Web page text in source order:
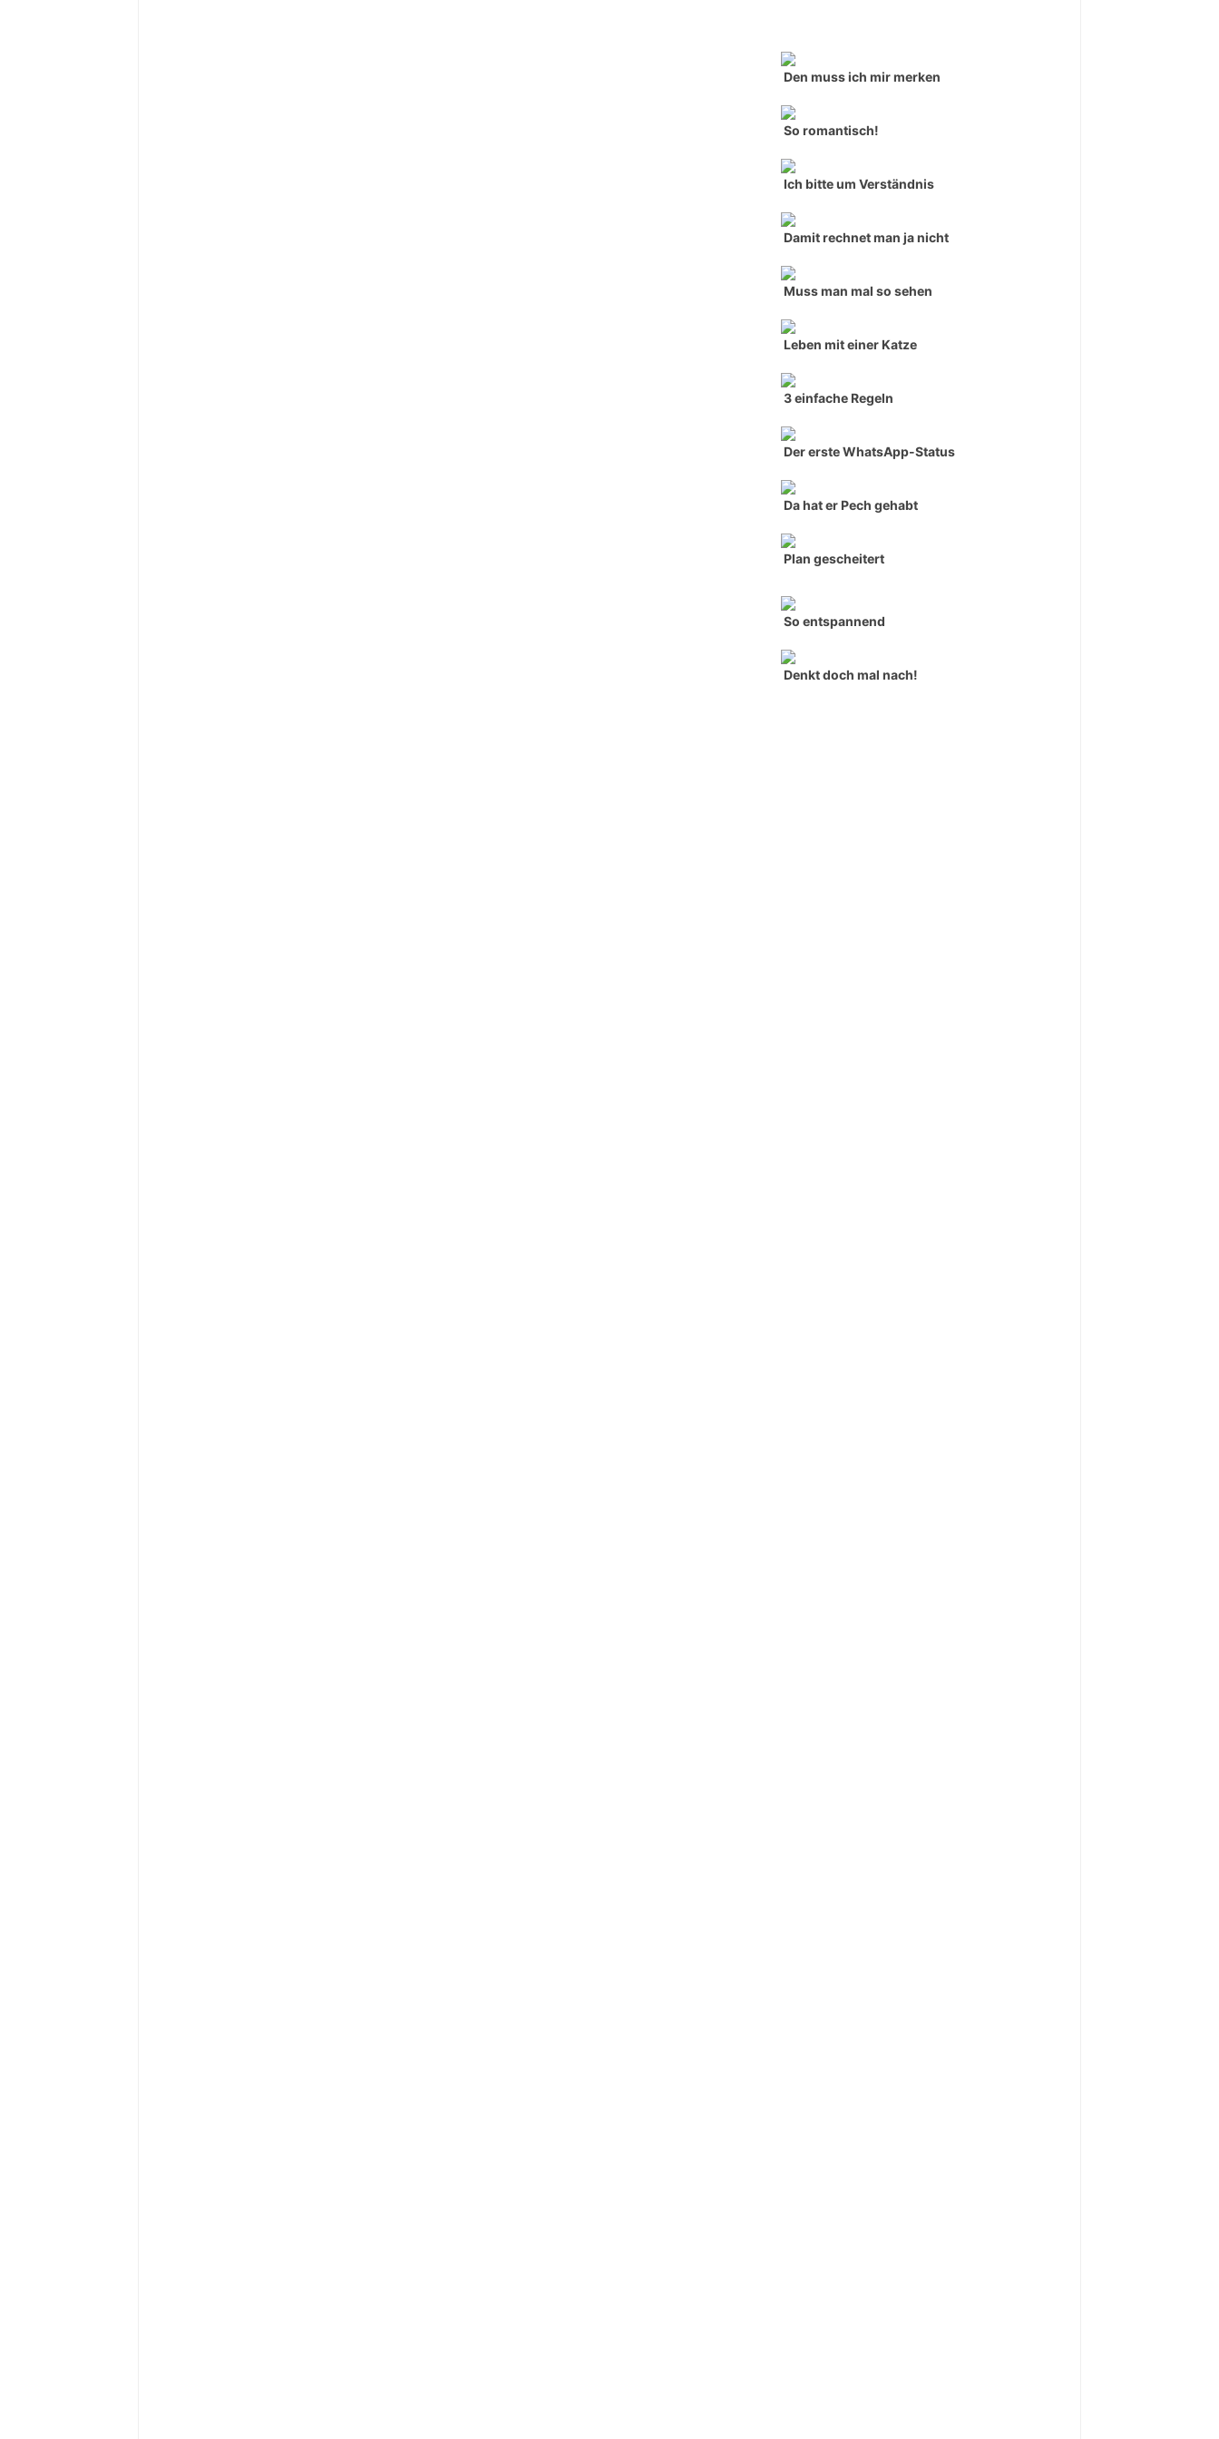
Den muss ich mir merken
So romantisch!
Ich bitte um Verständnis
Damit rechnet man ja nicht
Muss man mal so sehen
Leben mit einer Katze
3 einfache Regeln
Der erste WhatsApp-Status
Da hat er Pech gehabt
Plan gescheitert
So entspannend
Denkt doch mal nach!